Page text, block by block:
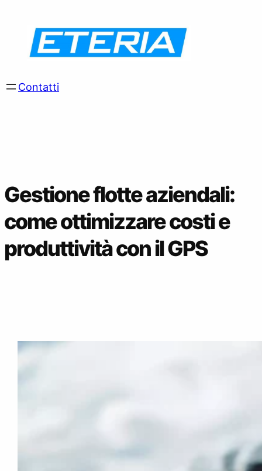
content
Contatti
Gestione flotte aziendali:
come ottimizzare costi e
produttività con il GPS